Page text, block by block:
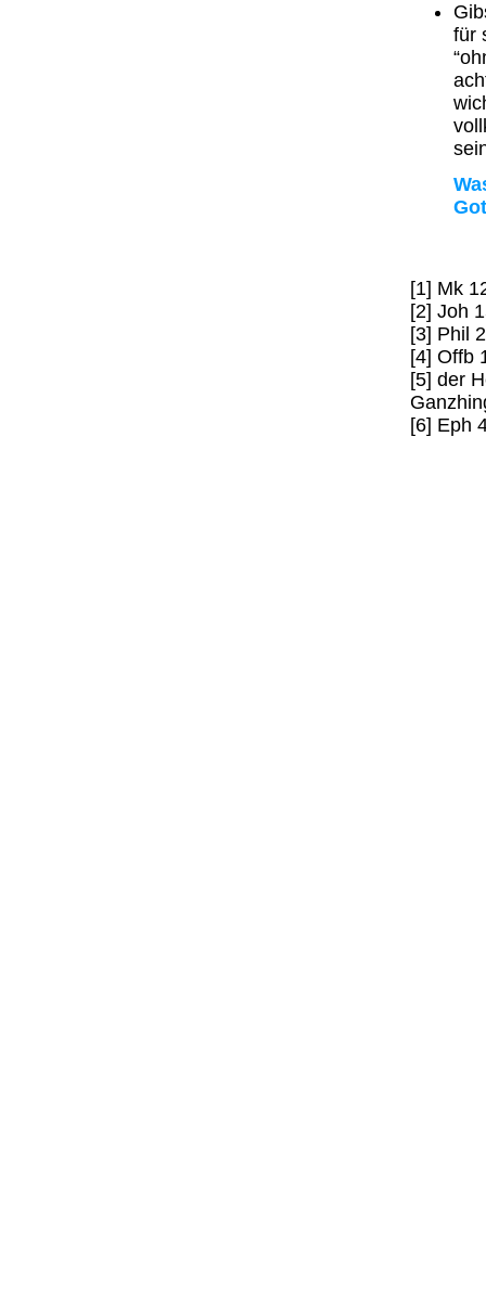
für
[1] Mk
[2] Joh
[3] Phil
[4] Offb
[5] der
[6] Eph